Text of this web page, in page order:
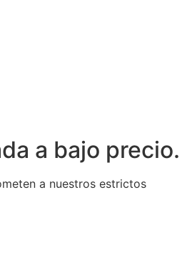
a bajo precio.
a nuestros estrictos